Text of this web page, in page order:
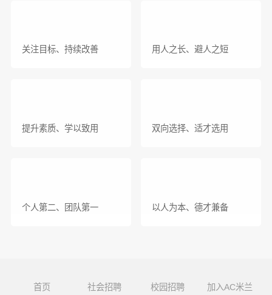
关注目标、持续改善 用人之长、避人之短
提升素质、学以致用 双向选择、适才选用
个人第二、团队第一 以人为本、德才兼备
首页 社会招聘 校园招聘 加入AC米兰